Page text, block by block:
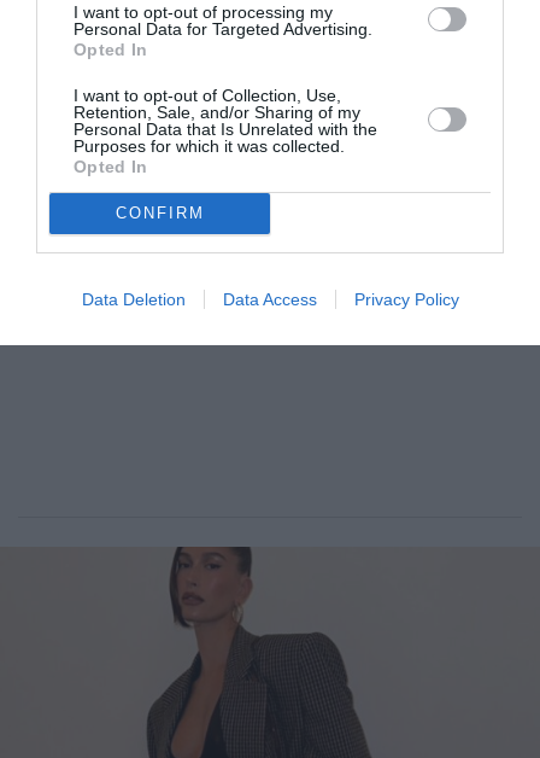
I want to opt-out of processing my
Personal Data for Targeted Advertising.
Opted In
I want to opt-out of Collection, Use,
Retention, Sale, and/or Sharing of my
Personal Data that Is Unrelated with the
Purposes for which it was collected.
Opted In
CONFIRM
Data Deletion Data Access Privacy Policy
Jennifer Lopez και Cara Delevingne υιοθετούν την
cowgirl τάση
ByMcteam